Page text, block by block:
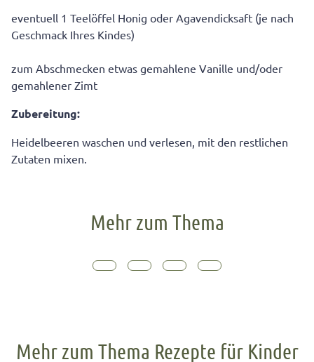
eventuell 1 Teelöffel Honig oder Agavendicksaft (je nach
Geschmack Ihres Kindes)
zum Abschmecken etwas gemahlene Vanille und/oder
gemahlener Zimt
Zubereitung:
Heidelbeeren waschen und verlesen, mit den restlichen
Zutaten mixen.
Mehr zum Thema
Mehr zum Thema Rezepte für Kinder